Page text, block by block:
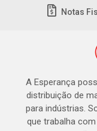
Notas
A Esperança
distribuição de
para indústrias.
que trabalha